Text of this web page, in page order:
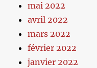
mai 2022
avril 2022
mars 2022
février 2022
janvier 2022